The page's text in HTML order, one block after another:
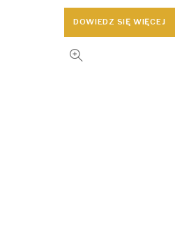
DOWIEDZ SIĘ WIĘCEJ